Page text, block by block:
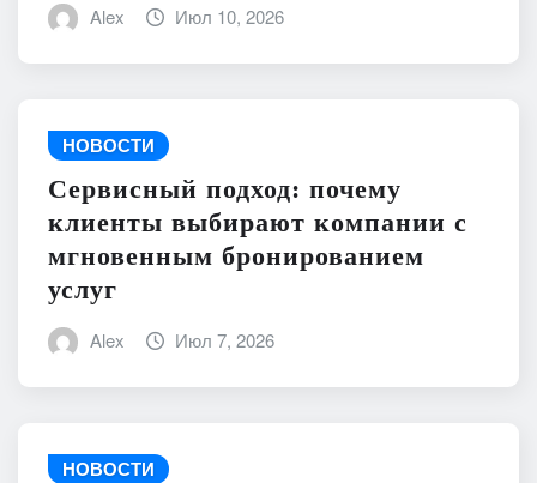
Alex Июл 10, 2026
НОВОСТИ
Сервисный подход: почему
клиенты выбирают компании с
мгновенным бронированием
услуг
Alex Июл 7, 2026
НОВОСТИ